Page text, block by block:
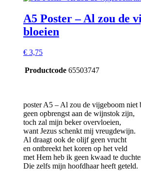
A5 Poster – Al zou de
bloeien
€ 3,75
Productcode 65503747
poster A5 – Al zou de vijgeboom niet
geen opbrengst aan de wijnstok zijn,
toch zal mijn beker overvloeien,
want Jezus schenkt mij vreugdewijn.
Al draagt ook de olijf geen vrucht
en ontbreekt het koren op het veld
met Hem heb ik geen kwaad te
Die zelfs mijn hoofdhaar heeft geteld.